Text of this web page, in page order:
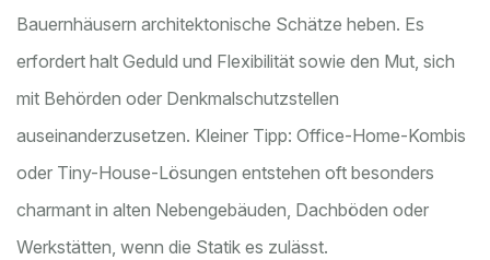
Bauernhäusern architektonische Schätze heben. Es
erfordert halt Geduld und Flexibilität sowie den Mut, sich
mit Behörden oder Denkmalschutzstellen
auseinanderzusetzen. Kleiner Tipp: Office-Home-Kombis
oder Tiny-House-Lösungen entstehen oft besonders
charmant in alten Nebengebäuden, Dachböden oder
Werkstätten, wenn die Statik es zulässt.